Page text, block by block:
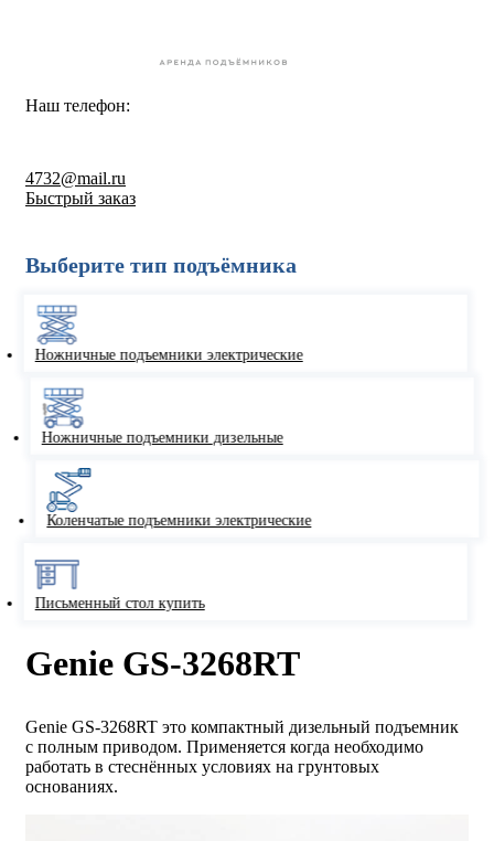
Наш телефон:
4732@mail.ru
Быстрый заказ
Выберите тип подъёмника
Ножничные подъемники электрические
Ножничные подъемники дизельные
Коленчатые подъемники электрические
Письменный стол купить
Genie GS-3268RT
Genie GS-3268RT это компактный дизельный подъемник
с полным приводом. Применяется когда необходимо
работать в стеснённых условиях на грунтовых
основаниях.